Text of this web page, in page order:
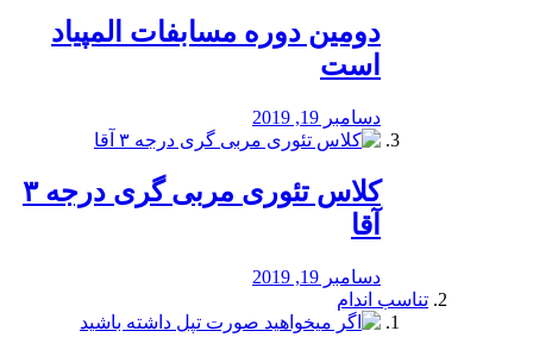
دومین دوره مسابفات المپیاد
است
دسامبر 19, 2019
کلاس تئوری مربی گری درجه ۳
آقا
دسامبر 19, 2019
تناسب اندام